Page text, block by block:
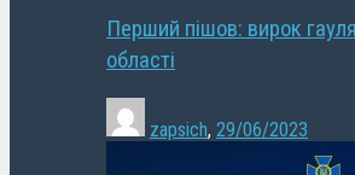
Перший пішов: вирок
області
zapsich, 29/06/2023